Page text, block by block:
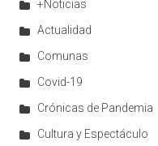
+Noticias
Actualidad
Comunas
Covid-19
Crónicas de Pandemia
Cultura y Espectáculo